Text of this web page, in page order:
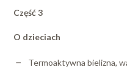
Część 3
O dzieciach
Termoaktywna bielizna,